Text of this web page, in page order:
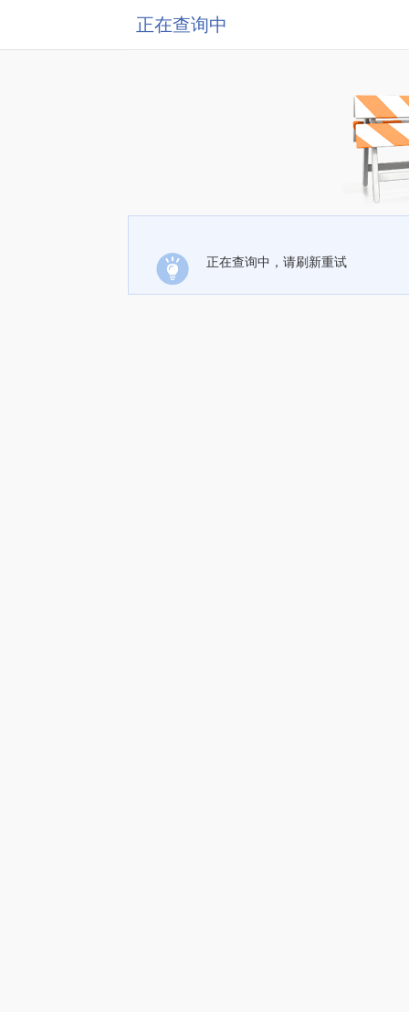
正在查询中
正在查询中，请刷新重试